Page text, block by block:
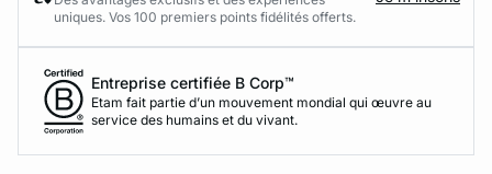
uniques. Vos 100 premiers points fidélités offerts.
Entreprise certifiée B Corp™
Etam fait partie d’un mouvement mondial qui œuvre au
service des humains et du vivant.